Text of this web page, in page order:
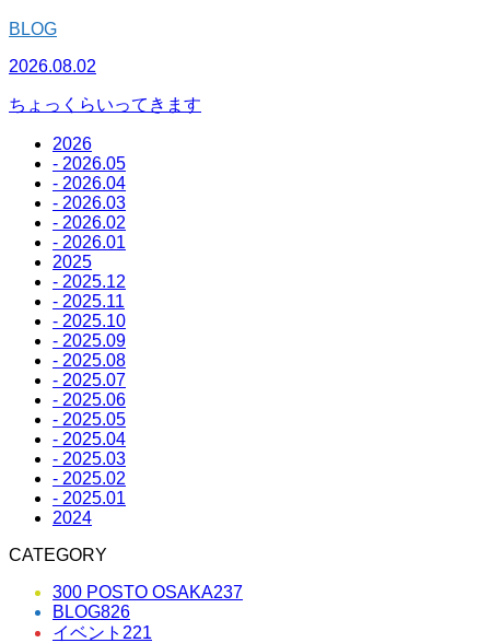
BLOG
2026.08.02
ちょっくらいってきます
2026
- 2026.05
- 2026.04
- 2026.03
- 2026.02
- 2026.01
2025
- 2025.12
- 2025.11
- 2025.10
- 2025.09
- 2025.08
- 2025.07
- 2025.06
- 2025.05
- 2025.04
- 2025.03
- 2025.02
- 2025.01
2024
CATEGORY
300 POSTO OSAKA237
BLOG826
イベント 221